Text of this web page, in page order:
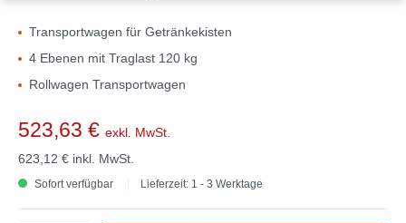
Transportwagen für Getränkekisten
4 Ebenen mit Traglast 120 kg
Rollwagen Transportwagen
523,63 € exkl. MwSt.
623,12 € inkl. MwSt.
Sofort verfügbar Lieferzeit: 1 - 3 Werktage